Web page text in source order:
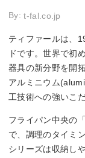
By:t-fal.co.jp
ティファールは、
ドです。世界で初
器具の新分野を開
アルミニウム
工技術への強いこ
フライパン中央の
で、調理のタイミ
シリーズは収納し